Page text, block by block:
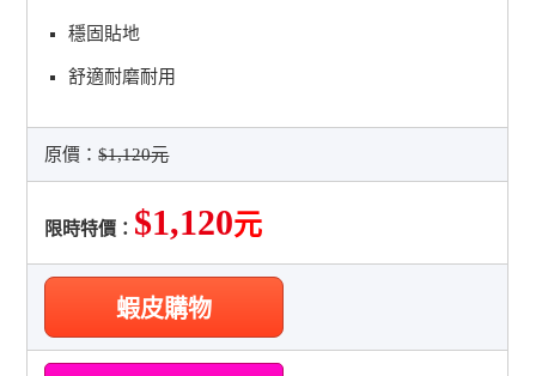
穩固貼地
舒適耐磨耐用
原價：$1,120元
限時特價： $1,120元
蝦皮購物